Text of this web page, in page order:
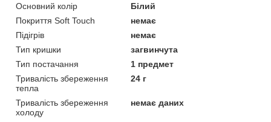
Основний колір
Білий
Покриття Soft Touch
немає
Підігрів
немає
Тип кришки
загвинчута
Тип постачання
1 предмет
Тривалість збереження
тепла
24 г
Тривалість збереження
холоду
немає даних